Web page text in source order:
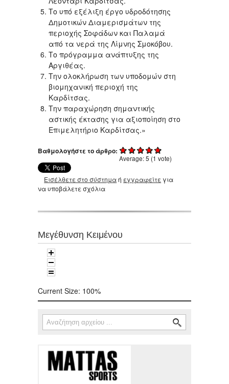
Το υπό εξέλιξη έργο υδροδότησης
Δημοτικών Διαμερισμάτων της
περιοχής Σοφάδων και Παλαμά
από τα νερά της Λίμνης Σμοκόβου.
Το πρόγραμμα ανάπτυξης της
Αργιθέας.
Την ολοκλήρωση των υποδομών στη
βιομηχανική περιοχή της
Καρδίτσας.
Την παραχώρηση σημαντικής
αστικής έκτασης για αξιοποίηση στο
Επιμελητήριο Καρδίτσας.»
Βαθμολογήστε το άρθρο:
Average:5 (1 vote)
Εισέλθετε στο σύστημαή εγγραφείτε για
να υποβάλετε σχόλια
Μεγέθυνση Κειμένου
Current Size: 100%
Φόρμα αναζήτησης
Αναζήτηση